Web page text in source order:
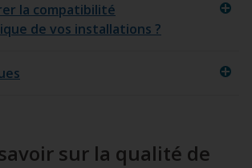
la compatibilité
de vos installations ?
sur la qualité de